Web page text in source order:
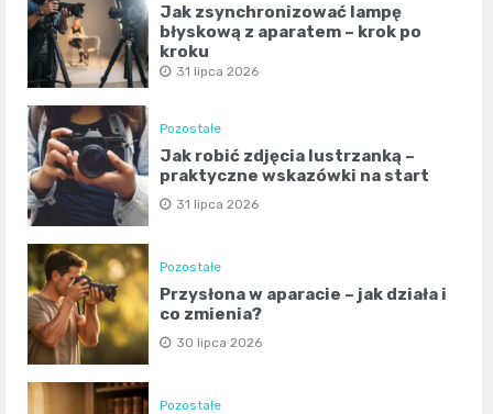
Jak zsynchronizować lampę
błyskową z aparatem – krok po
kroku
31 lipca 2026
Pozostałe
Jak robić zdjęcia lustrzanką –
praktyczne wskazówki na start
31 lipca 2026
Pozostałe
Przysłona w aparacie – jak działa i
co zmienia?
30 lipca 2026
Pozostałe